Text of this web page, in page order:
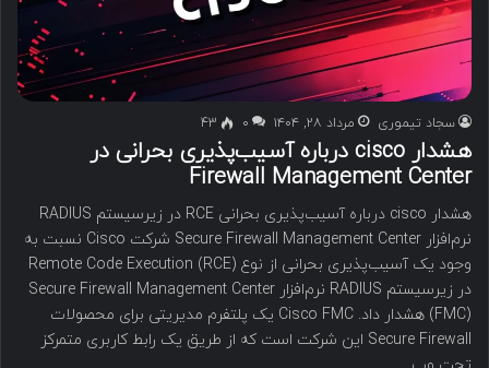
سجاد تیموری مرداد ۲۸, ۱۴۰۴ ۰ 43
هشدار cisco درباره آسیب‌پذیری بحرانی در
Firewall Management Center
هشدار cisco درباره آسیب‌پذیری بحرانی RCE در زیرسیستم RADIUS
نرم‌افزار Secure Firewall Management Center شرکت Cisco نسبت به
وجود یک آسیب‌پذیری بحرانی از نوع Remote Code Execution (RCE)
در زیرسیستم RADIUS نرم‌افزار Secure Firewall Management Center
(FMC) هشدار داد. Cisco FMC یک پلتفرم مدیریتی برای محصولات
Secure Firewall این شرکت است که از طریق یک رابط کاربری متمرکز